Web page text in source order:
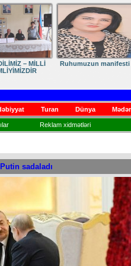
– MİLLİ
Ruhumuzun manifesti
Turan Dünya
Reklam xidmətləri
sadaladı